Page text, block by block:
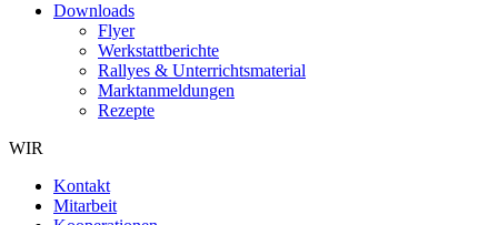
Downloads
Flyer
Werkstattberichte
Rallyes & Unterrichtsmaterial
Marktanmeldungen
Rezepte
WIR
Kontakt
Mitarbeit